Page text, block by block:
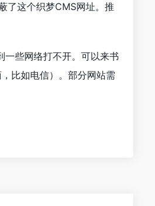
了这个织梦CMS网址。推
一些网络打不开。可以来书
比如电信）。部分网站需